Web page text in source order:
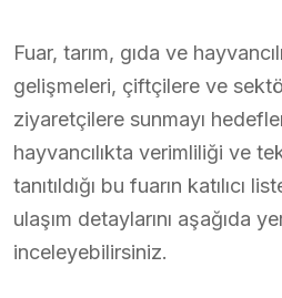
Fuar, tarım, gıda ve
gelişmeleri, çiftçilere ve
ziyaretçilere sunmayı
hayvancılıkta verimliliği ve
tanıtıldığı bu fuarın katılıcı
ulaşım detaylarını aşağıda
inceleyebilirsiniz.